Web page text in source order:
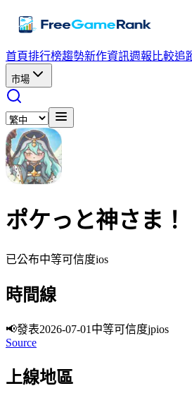
首頁排行榜趨勢新作資訊週報 比較追
市場
ポケっと神さま
已公布中等可信度ios
時間線
📢發表2026-07-01 中等可信度jpios
Source
上線地區